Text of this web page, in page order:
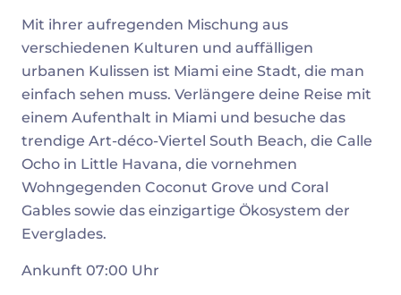
Mit ihrer aufregenden Mischung aus
verschiedenen Kulturen und auffälligen
urbanen Kulissen ist Miami eine Stadt, die man
einfach sehen muss. Verlängere deine Reise mit
einem Aufenthalt in Miami und besuche das
trendige Art-déco-Viertel South Beach, die Calle
Ocho in Little Havana, die vornehmen
Wohngegenden Coconut Grove und Coral
Gables sowie das einzigartige Ökosystem der
Everglades.
Ankunft 07:00 Uhr